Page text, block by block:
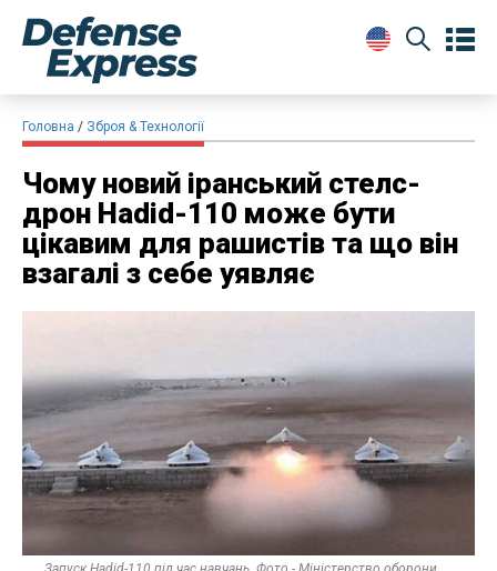
Головна Зброя & Технології
Чому новий іранський стелс-
дрон Hadid-110 може бути
цікавим для рашистів та що він
взагалі з себе уявляє